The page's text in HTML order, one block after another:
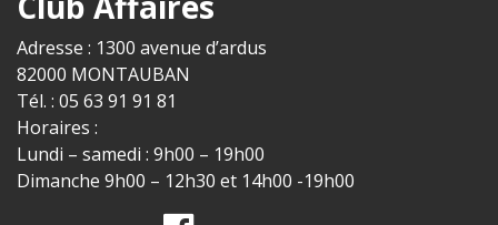
Adresse : 1300 avenue d’ardus
82000 MONTAUBAN
Tél. : 05 63 91 91 81
Horaires :
Lundi – samedi : 9h00 – 19h00
Dimanche 9h00 – 12h30 et 14h00 -19h00